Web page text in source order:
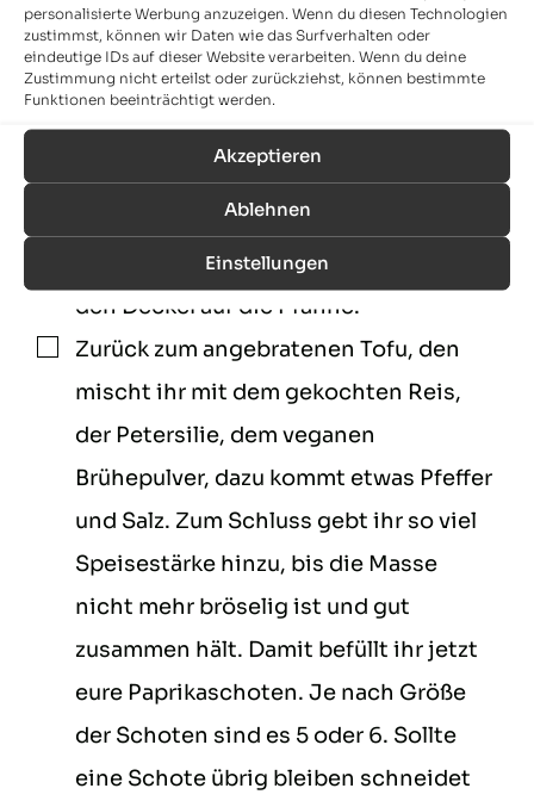
personalisierte Werbung anzuzeigen. Wenn du diesen Technologien
zustimmst, können wir Daten wie das Surfverhalten oder
eindeutige IDs auf dieser Website verarbeiten. Wenn du deine
Zustimmung nicht erteilst oder zurückziehst, können bestimmte
Funktionen beeinträchtigt werden.
Akzeptieren
Ablehnen
Einstellungen
stellt diese beiseite. Die Pfanne stellt
ihr wieder auf die Herdplatte. Erst
kommt wieder Öl in die Pfanne, dann
die gehackte Knoblauchzehe, die
passierten Tomaten, Oregano, Zucker
und veganes Brühepulver. Rührt alles
gut durch, stellt den Herd aus und gebt
den Deckel auf die Pfanne.
▢
Zurück zum angebratenen Tofu, den
mischt ihr mit dem gekochten Reis,
der Petersilie, dem veganen
Brühepulver, dazu kommt etwas Pfeffer
und Salz. Zum Schluss gebt ihr so viel
Speisestärke hinzu, bis die Masse
nicht mehr bröselig ist und gut
zusammen hält. Damit befüllt ihr jetzt
eure Paprikaschoten. Je nach Größe
der Schoten sind es 5 oder 6. Sollte
eine Schote übrig bleiben schneidet